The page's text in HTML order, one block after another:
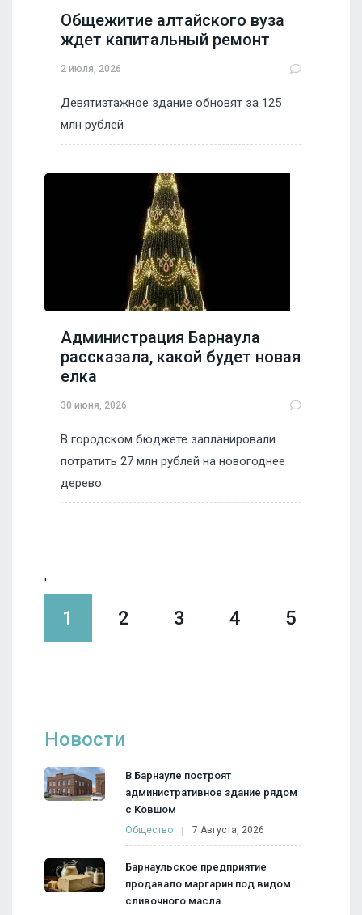
Общежитие алтайского вуза
ждет капитальный ремонт
2 июля, 2026
Девятиэтажное здание обновят за 125
млн рублей
Администрация Барнаула
рассказала, какой будет новая
елка
30 июня, 2026
В городском бюджете запланировали
потратить 27 млн рублей на новогоднее
дерево
'
1 2 3 4 5
Новости
В Барнауле построят
административное здание рядом
с Ковшом
Общество 7 Августа, 2026
Барнаульское предприятие
продавало маргарин под видом
сливочного масла